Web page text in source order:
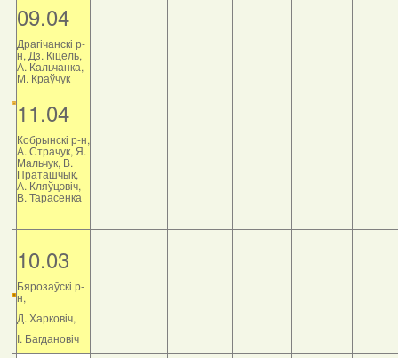
09.04
Драгічанскі р-
н, Дз. Кіцель,
А. Кальчанка,
М. Краўчук
11.04
Кобрынскі р-н,
А. Страчук, Я.
Мальчук, В.
Праташчык,
А. Кляўцэвіч,
В. Тарасенка
10.03
Бярозаўскі р-
н,
Д. Харковіч,
І. Багдановіч